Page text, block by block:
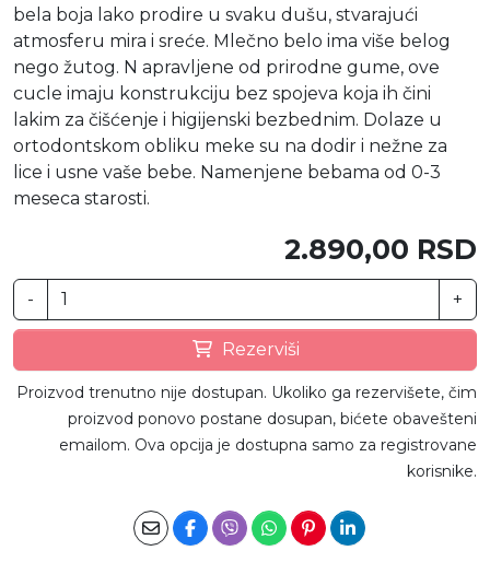
bela boja lako prodire u svaku dušu, stvarajući
atmosferu mira i sreće. Mlečno belo ima više belog
nego žutog. N apravljene od prirodne gume, ove
cucle imaju konstrukciju bez spojeva koja ih čini
lakim za čišćenje i higijenski bezbednim. Dolaze u
ortodontskom obliku meke su na dodir i nežne za
lice i usne vaše bebe. Namenjene bebama od 0-3
meseca starosti.
2.890,00 RSD
- +
Rezerviši
Proizvod trenutno nije dostupan. Ukoliko ga rezervišete, čim
proizvod ponovo postane dosupan, bićete obavešteni
emailom. Ova opcija je dostupna samo za registrovane
korisnike.